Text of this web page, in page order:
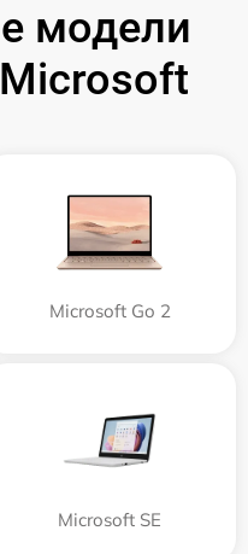
модели
Microsoft Go 2
Microsoft SE